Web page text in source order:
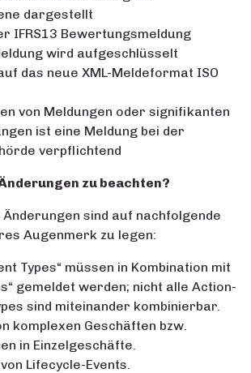
dargestellt
IFRS13 Bewertungsmeldung
wird aufgeschlüsselt
das neue XML-Meldeformat ISO
von Meldungen oder signifikanten
ist eine Meldung bei der
verpflichtend
zu beachten?
sind auf nachfolgende
Augenmerk zu legen:
Types“ müssen in Kombination mit
gemeldet werden; nicht alle Action-
sind miteinander kombinierbar.
komplexen Geschäften bzw.
in Einzelgeschäfte.
Lifecycle-Events.